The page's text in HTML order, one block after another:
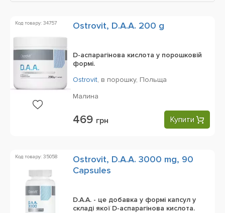
Код товару: 34757 Ostrovit, D.A.A. 200 g
D-аспарагінова кислота у порошковій
формі.
Ostrovit, в порошку, Польща
Малина
469 грн Купити
Код товару: 35058
Ostrovit, D.A.A. 3000 mg, 90
Capsules
D.A.A. - це добавка у формі капсул у
складі якої D-аспарагінова кислота.